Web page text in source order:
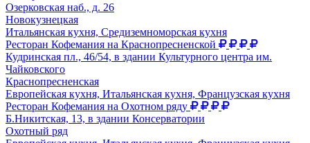
Озерковская наб., д. 26
Новокузнецкая
Итальянская кухня, Средиземноморская кухня
Ресторан Кофемания на Краснопресненской
Кудринская пл., 46/54, в здании Культурного центра им.
Чайковского
Краснопресненская
Европейская кухня, Итальянская кухня, Французская кухня
Ресторан Кофемания на Охотном ряду
Б.Никитская, 13, в здании Консерватории
Охотный ряд